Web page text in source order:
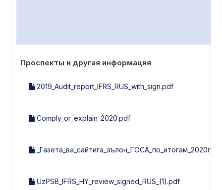
Проспекты и другая информация
2019_Audit_report_IFRS_RUS_with_sign.pdf
Comply_or_explain_2020.pdf
UzPSB_IFRS_HY_review_signed_RUS_(1).pdf